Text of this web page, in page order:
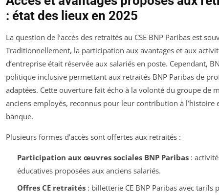
: état des lieux en 2025
La question de l’accès des retraités au CSE BNP Paribas est
Traditionnellement, la participation aux avantages et aux
d’entreprise était réservée aux salariés en poste. Cependant,
politique inclusive permettant aux retraités BNP Paribas de
adaptées. Cette ouverture fait écho à la volonté du groupe de
anciens employés, reconnus pour leur contribution à l’histoire
banque.
Plusieurs formes d’accès sont offertes aux retraités :
Participation aux œuvres sociales BNP Paribas:
éducatives proposées aux anciens salariés.
Offres CE retraités: billetterie CE BNP Paribas avec tarifs